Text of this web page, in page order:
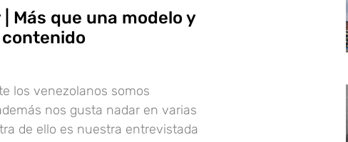
Más que una modelo y
los venezolanos somos
nos gusta nadar en varias
de ello es nuestra entrevistada